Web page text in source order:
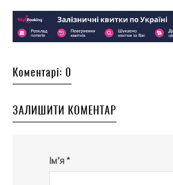
Коментарі: 0
ЗАЛИШИТИ КОМЕНТАР
Ім’я *